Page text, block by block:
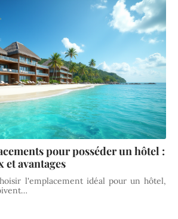
pour posséder un hôtel :
et avantages
l'emplacement idéal pour un hôtel,
…